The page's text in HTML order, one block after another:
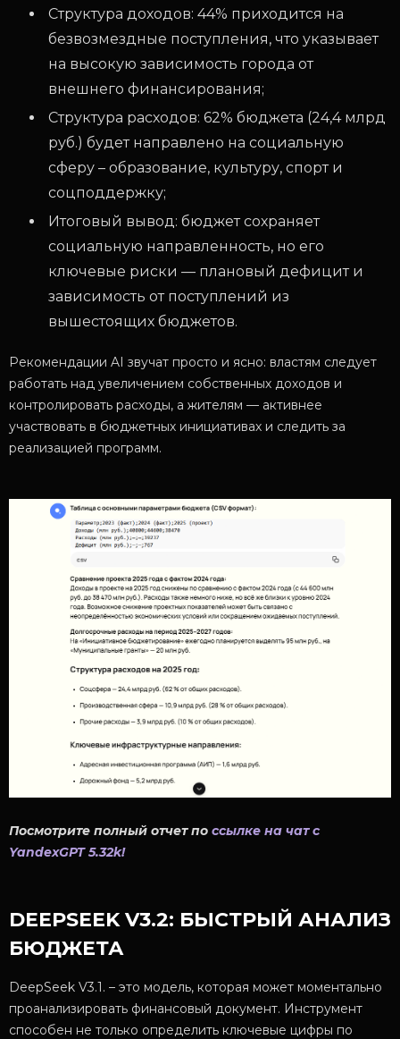
Структура доходов: 44% приходится на
безвозмездные поступления, что указывает
на высокую зависимость города от
внешнего финансирования;
Структура расходов: 62% бюджета (24,4 млрд
руб.) будет направлено на социальную
сферу – образование, культуру, спорт и
соцподдержку;
Итоговый вывод: бюджет сохраняет
социальную направленность, но его
ключевые риски — плановый дефицит и
зависимость от поступлений из
вышестоящих бюджетов.
Рекомендации AI звучат просто и ясно: властям следует
работать над увеличением собственных доходов и
контролировать расходы, а жителям — активнее
участвовать в бюджетных инициативах и следить за
реализацией программ.
Посмотрите полный отчет по ссылке на чат с
YandexGPT 5.32k!
DEEPSEEK V3.2: БЫСТРЫЙ АНАЛИЗ
БЮДЖЕТА
DeepSeek V3.1. – это модель, которая может моментально
проанализировать финансовый документ. Инструмент
способен не только определить ключевые цифры по